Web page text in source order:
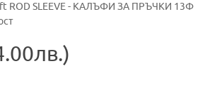
ROD SLEEVE - КАЛЪФИ ЗА ПРЪЧКИ 13Ф